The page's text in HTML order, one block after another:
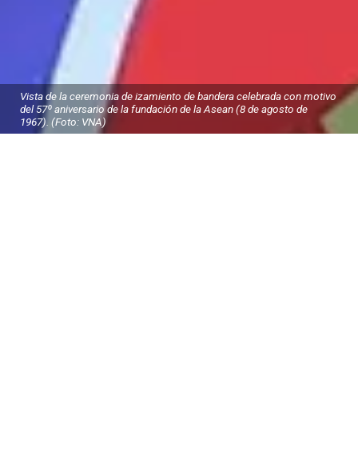
Vista de la ceremonia de izamiento de bandera celebrada con motivo
del 57º aniversario de la fundación de la Asean (8 de agosto de
1967). (Foto: VNA)